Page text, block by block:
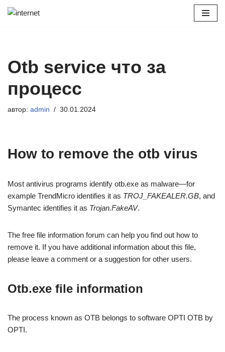
Otb service что за
процесс
автор: admin 30.01.2024
How to remove the otb virus
Most antivirus programs identify otb.exe as malware—for
example TrendMicro identifies it as TROJ_FAKEALER.GB, and
Symantec identifies it as Trojan.FakeAV.
The free file information forum can help you find out how to
remove it. If you have additional information about this file,
please leave a comment or a suggestion for other users.
Otb.exe file information
The process known as OTB belongs to software OPTI OTB by
OPTI.